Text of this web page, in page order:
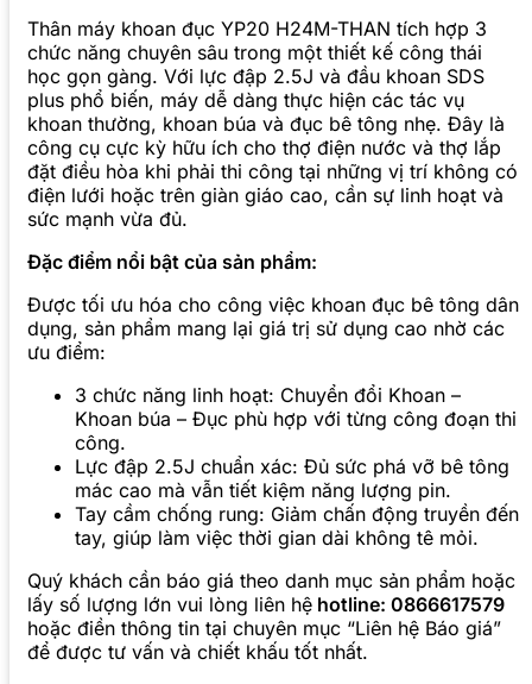
Thân máy khoan đục YP20 H24M-THAN tích hợp 3
chức năng chuyên sâu trong một thiết kế công thái
học gọn gàng. Với lực đập 2.5J và đầu khoan SDS
plus phổ biến, máy dễ dàng thực hiện các tác vụ
khoan thường, khoan búa và đục bê tông nhẹ. Đây là
công cụ cực kỳ hữu ích cho thợ điện nước và thợ lắp
đặt điều hòa khi phải thi công tại những vị trí không có
điện lưới hoặc trên giàn giáo cao, cần sự linh hoạt và
sức mạnh vừa đủ.
Đặc điểm nổi bật của sản phẩm:
Được tối ưu hóa cho công việc khoan đục bê tông dân
dụng, sản phẩm mang lại giá trị sử dụng cao nhờ các
ưu điểm:
3 chức năng linh hoạt: Chuyển đổi Khoan –
Khoan búa – Đục phù hợp với từng công đoạn thi
công.
Lực đập 2.5J chuẩn xác: Đủ sức phá vỡ bê tông
mác cao mà vẫn tiết kiệm năng lượng pin.
Tay cầm chống rung: Giảm chấn động truyền đến
tay, giúp làm việc thời gian dài không tê mỏi.
Quý khách cần báo giá theo danh mục sản phẩm hoặc
lấy số lượng lớn vui lòng liên hệ hotline: 0866617579
hoặc điền thông tin tại chuyên mục “Liên hệ Báo giá”
để được tư vấn và chiết khấu tốt nhất.